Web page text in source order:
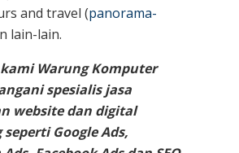
and travel (panorama-
lain-lain.
Warung Komputer
spesialis jasa
website dan digital
Google Ads,